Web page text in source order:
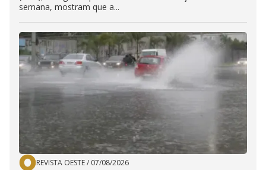
semana, mostram que a...
REVISTA OESTE/ 07/08/2026